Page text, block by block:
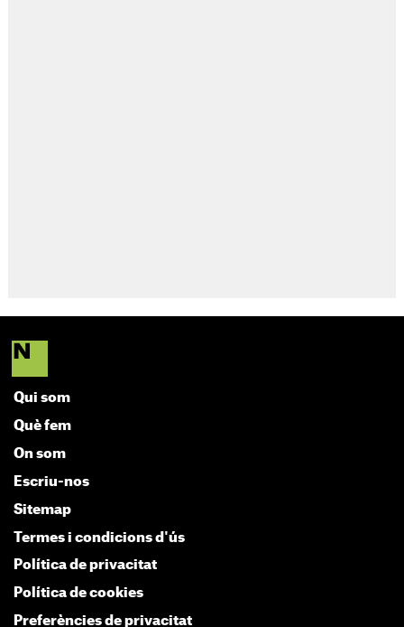
Qui som
Què fem
On som
Escriu-nos
Sitemap
Termes i condicions d'ús
Política de privacitat
Política de cookies
Preferències de privacitat